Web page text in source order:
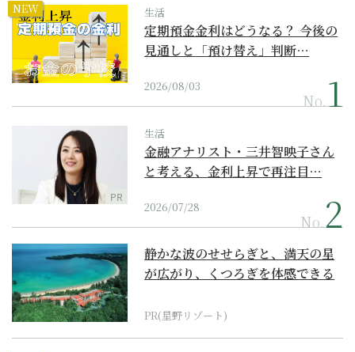
NEW 生活
定期預金金利はどうなる？ 今後の
見通しと「預け替え」判断…
2026/08/03
No.
PR
生活
金融アナリスト・三井智映子さん
と考える、金利上昇で再注目…
2026/07/28
No.
静かな波のせせらぎと、満天の星
が広がり、くつろぎを体感できる
PR(星野リゾート)